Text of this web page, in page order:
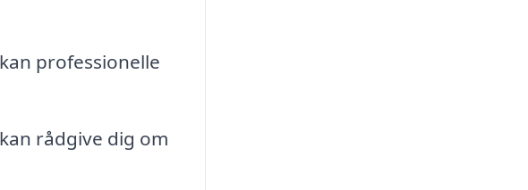
professionelle
rådgive dig om